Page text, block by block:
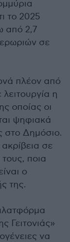
το 2025
από 2,7
σε
πλέον από
η
οποίας οι
ψηφιακά
στο Δημόσιο.
σε
ποια
ο
της.
Γειτονιάς»
να